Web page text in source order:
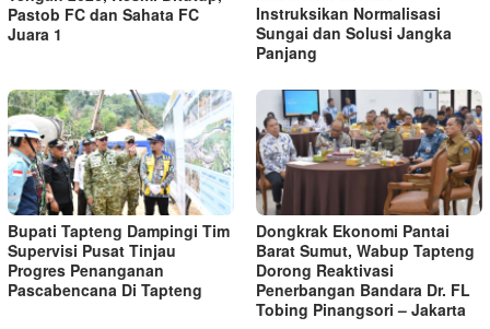
Pastob FC dan Sahata FC
Juara 1
Instruksikan Normalisasi
Sungai dan Solusi Jangka
Panjang
Bupati Tapteng Dampingi Tim
Supervisi Pusat Tinjau
Progres Penanganan
Pascabencana Di Tapteng
Dongkrak Ekonomi Pantai
Barat Sumut, Wabup Tapteng
Dorong Reaktivasi
Penerbangan Bandara Dr. FL
Tobing Pinangsori – Jakarta